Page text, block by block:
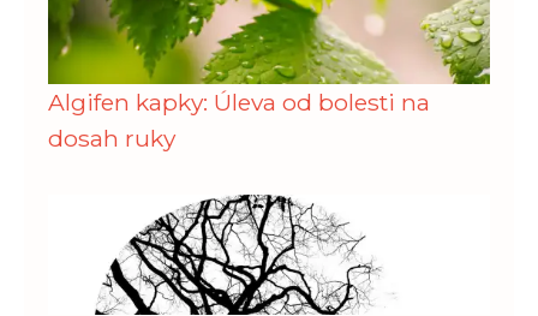
Algifen kapky: Úleva od bolesti na
dosah ruky